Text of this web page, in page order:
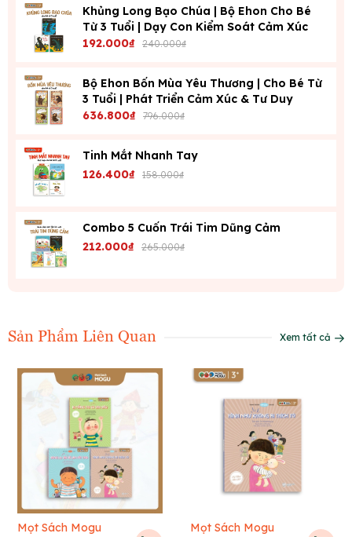
Khủng Long Bạo Chúa | Bộ Ehon Cho Bé
Từ 3 Tuổi | Dạy Con Kiểm Soát Cảm Xúc
192.000₫ 240.000₫
Bộ Ehon Bốn Mùa Yêu Thương | Cho Bé Từ
3 Tuổi | Phát Triển Cảm Xúc & Tư Duy
636.800₫ 796.000₫
Tinh Mắt Nhanh Tay
126.400₫ 158.000₫
Combo 5 Cuốn Trái Tim Dũng Cảm
212.000₫ 265.000₫
Sản Phẩm Liên Quan Xem tất cả
Mọt Sách Mogu Mọt Sách Mogu